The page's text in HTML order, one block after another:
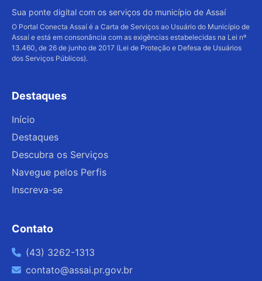
Sua ponte digital com os serviços do município de Assaí
O Portal Conecta Assaí é a Carta de Serviços ao Usuário do Município de
Assaí e está em consonância com as exigências estabelecidas na Lei nº
13.460, de 26 de junho de 2017 (Lei de Proteção e Defesa de Usuários
dos Serviços Públicos).
Destaques
Início
Destaques
Descubra os Serviços
Navegue pelos Perfis
Inscreva-se
Contato
(43) 3262-1313
contato@assai.pr.gov.br